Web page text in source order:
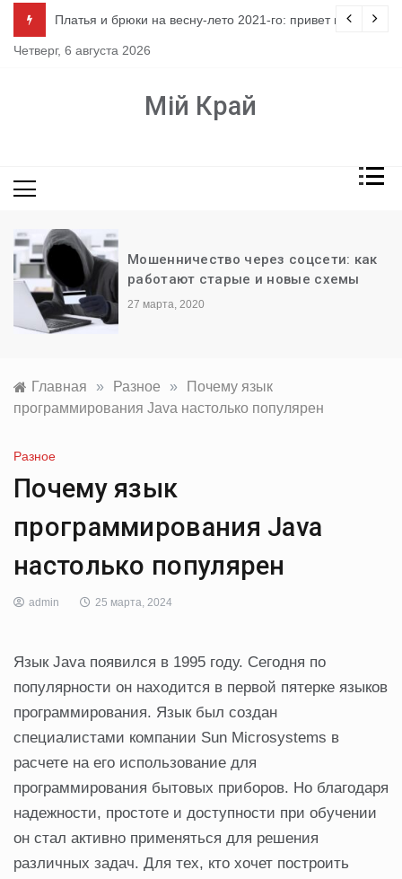
содержимому
Платья и брюки на весну-лето 2021-го: привет из 80-х
Четверг, 6 августа 2026
Мій Край
Мошенничество через соцсети: как
работают старые и новые схемы
27 марта, 2020
Главная » Разное »
Почему язык
программирования Java настолько популярен
Разное
Почему язык
программирования Java
настолько популярен
admin 25 марта, 2024
Язык Java появился в 1995 году. Сегодня по
популярности он находится в первой пятерке языков
программирования. Язык был создан
специалистами компании Sun Microsystems в
расчете на его использование для
программирования бытовых приборов. Но благодаря
надежности, простоте и доступности при обучении
он стал активно применяться для решения
различных задач. Для тех, кто хочет построить